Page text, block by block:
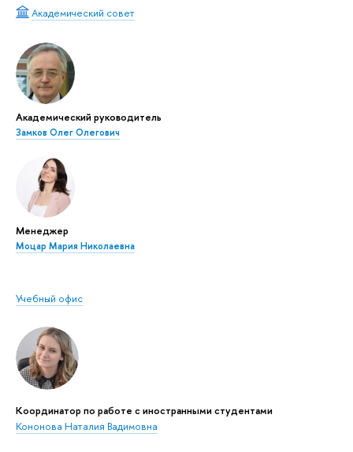
Академический совет
Академический руководитель
Замков Олег Олегович
Менеджер
Моцар Мария Николаевна
Учебный офис
Координатор по работе с иностранными студентами
Кононова Наталия Вадимовна